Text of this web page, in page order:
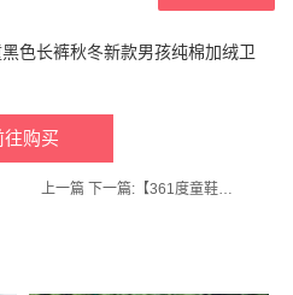
色长裤秋冬新款男孩纯棉加绒卫
往购买
上一篇 下一篇: 【361度童鞋】男童运动鞋小童网面软底鞋